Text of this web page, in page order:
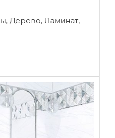
Дерево, Ламинат,